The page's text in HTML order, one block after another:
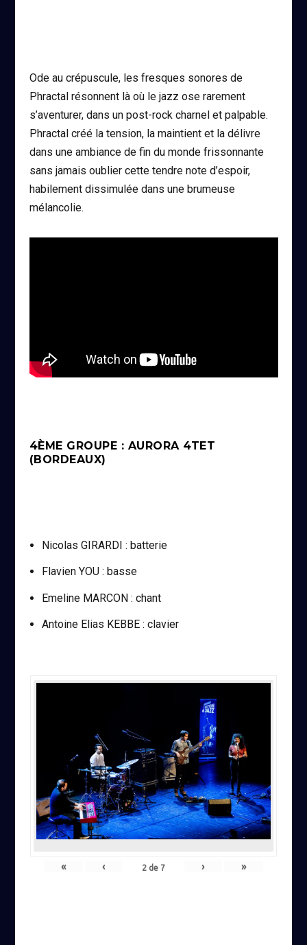
Ode au crépuscule, les fresques sonores de
Phractal résonnent là où le jazz ose rarement
s’aventurer, dans un post-rock charnel et palpable.
Phractal créé la tension, la maintient et la délivre
dans une ambiance de fin du monde frissonnante
sans jamais oublier cette tendre note d’espoir,
habilement dissimulée dans une brumeuse
mélancolie.
4ÈME GROUPE : AURORA 4TET
(BORDEAUX)
Nicolas GIRARDI : batterie
Flavien YOU : basse
Emeline MARCON : chant
Antoine Elias KEBBE : clavier
« ‹ 2de 7 › »